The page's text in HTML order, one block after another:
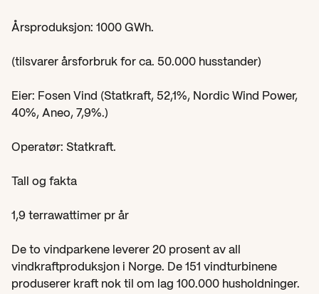
Årsproduksjon: 1000 GWh.
(tilsvarer årsforbruk for ca. 50.000 husstander)
Eier: Fosen Vind (Statkraft, 52,1%, Nordic Wind Power,
40%, Aneo, 7,9%.)
Operatør: Statkraft.
Tall og fakta
1,9 terrawattimer pr år
De to vindparkene leverer 20 prosent av all
vindkraftproduksjon i Norge. De 151 vindturbinene
produserer kraft nok til om lag 100.000 husholdninger.